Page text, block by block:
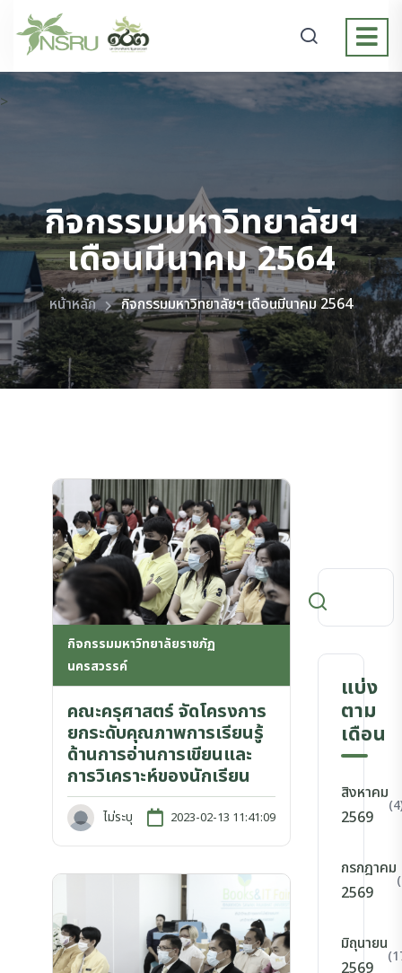
>
กิจกรรมมหาวิทยาลัยฯ
เดือนมีนาคม 2564
หน้าหลัก กิจกรรมมหาวิทยาลัยฯ เดือนมีนาคม 2564
กิจกรรมมหาวิทยาลัยราชภัฏ
นครสวรรค์
คณะครุศาสตร์ จัดโครงการ
ยกระดับคุณภาพการเรียนรู้
ด้านการอ่านการเขียนและ
การวิเคราะห์ของนักเรียน
ไม่ระบุ 2023-02-13 11:41:09
แบ่ง
ตาม
เดือน
สิงหาคม
2569
กรกฎาคม
2569
มิถุนายน
2569